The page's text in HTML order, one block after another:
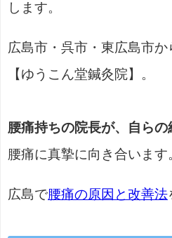
します。
広島市・呉市・東広島市か
【ゆうこん堂鍼灸院】。
腰痛持ちの院長が、自らの
腰痛に真摯に向き合います
広島で腰痛の原因と改善法